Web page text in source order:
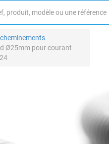
Ø25mm pour courant